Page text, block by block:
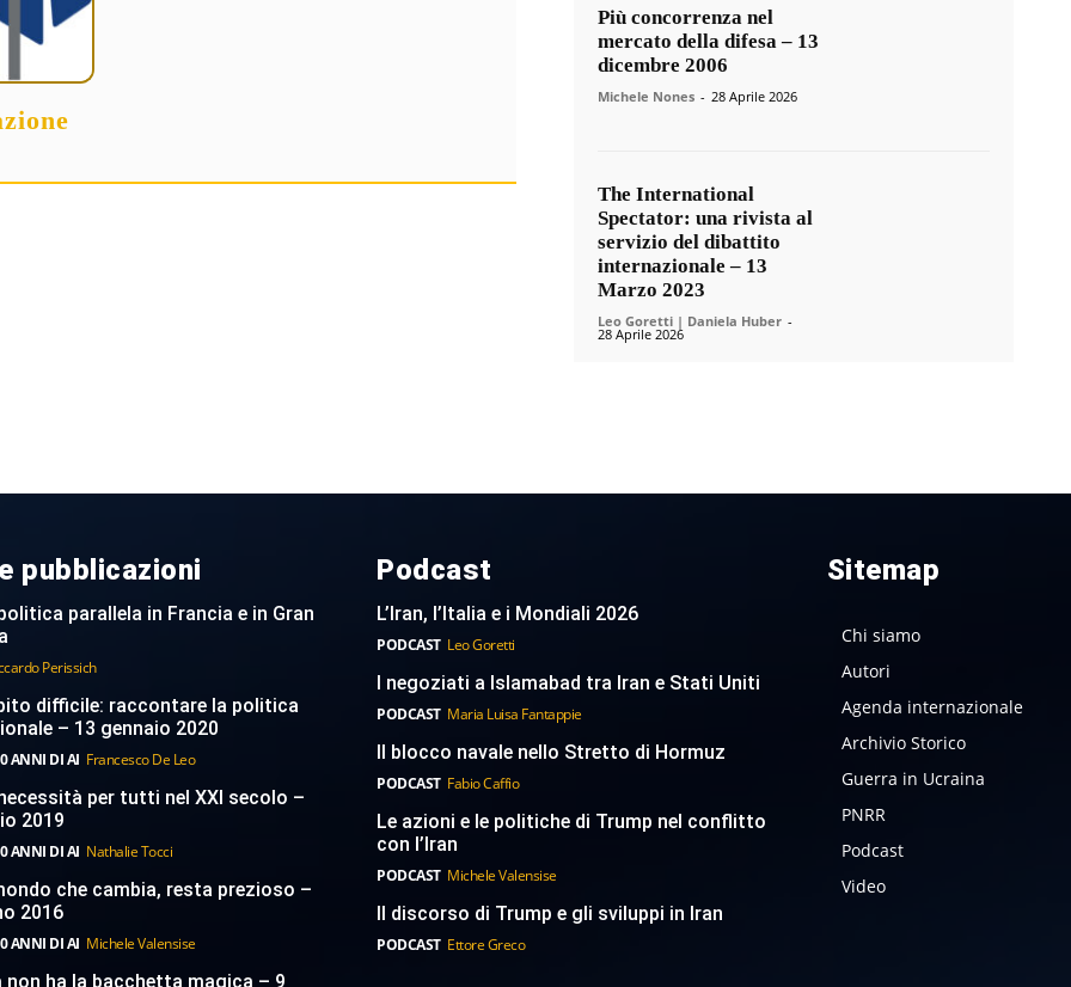
Più concorrenza nel
mercato della difesa – 13
dicembre 2006
Michele Nones - 28 Aprile 2026
The International
Spectator: una rivista al
servizio del dibattito
internazionale – 13
Marzo 2023
Leo Goretti | Daniela Huber -
28 Aprile 2026
pubblicazioni
parallela in Francia e in Gran
Perissich
difficile: raccontare la politica
– 13 gennaio 2020
ANNI DI AI Francesco De Leo
per tutti nel XXI secolo –
2019
ANNI DI AI Nathalie Tocci
che cambia, resta prezioso –
2016
ANNI DI AI Michele Valensise
non ha la bacchetta magica – 9
Podcast
L’Iran, l’Italia e i Mondiali 2026
PODCAST Leo Goretti
I negoziati a Islamabad tra Iran e Stati Uniti
PODCAST Maria Luisa Fantappie
Il blocco navale nello Stretto di Hormuz
PODCAST Fabio Caffio
Le azioni e le politiche di Trump nel conflitto
con l’Iran
PODCAST Michele Valensise
Il discorso di Trump e gli sviluppi in Iran
PODCAST Ettore Greco
Sitemap
Chi siamo
Autori
Agenda internazionale
Archivio Storico
Guerra in Ucraina
PNRR
Podcast
Video